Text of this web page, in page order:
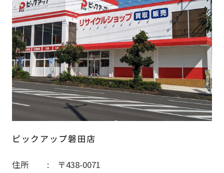
ピックアップ磐田店
住所
〒438-0071